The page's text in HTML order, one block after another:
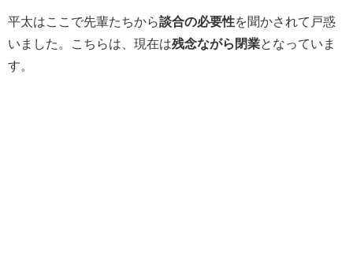
平太はここで先輩たちから談合の必要性を聞かされて戸惑
いました。こちらは、現在は残念ながら閉業となっていま
す。